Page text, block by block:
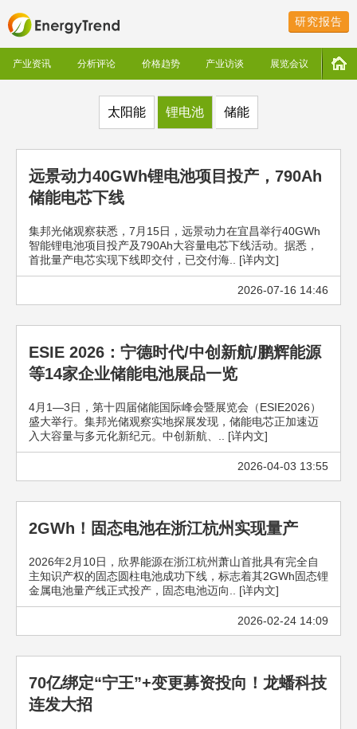
研究报告
产业资讯 分析评论 价格趋势 产业访谈 展览会议
太阳能 锂电池 储能
远景动力40GWh锂电池项目投产，790Ah
储能电芯下线
集邦光储观察获悉，7月15日，远景动力在宜昌举行40GWh
智能锂电池项目投产及790Ah大容量电芯下线活动。据悉，
首批量产电芯实现下线即交付，已交付海.. [详内文]
2026-07-16 14:46
ESIE 2026：宁德时代/中创新航/鹏辉能源
等14家企业储能电池展品一览
4月1—3日，第十四届储能国际峰会暨展览会（ESIE2026）
盛大举行。集邦光储观察实地探展发现，储能电芯正加速迈
入大容量与多元化新纪元。中创新航、.. [详内文]
2026-04-03 13:55
2GWh！固态电池在浙江杭州实现量产
2026年2月10日，欣界能源在浙江杭州萧山首批具有完全自
主知识产权的固态圆柱电池成功下线，标志着其2GWh固态锂
金属电池量产线正式投产，固态电池迈向.. [详内文]
2026-02-24 14:09
70亿绑定“宁王”+变更募资投向！龙蟠科技
连发大招